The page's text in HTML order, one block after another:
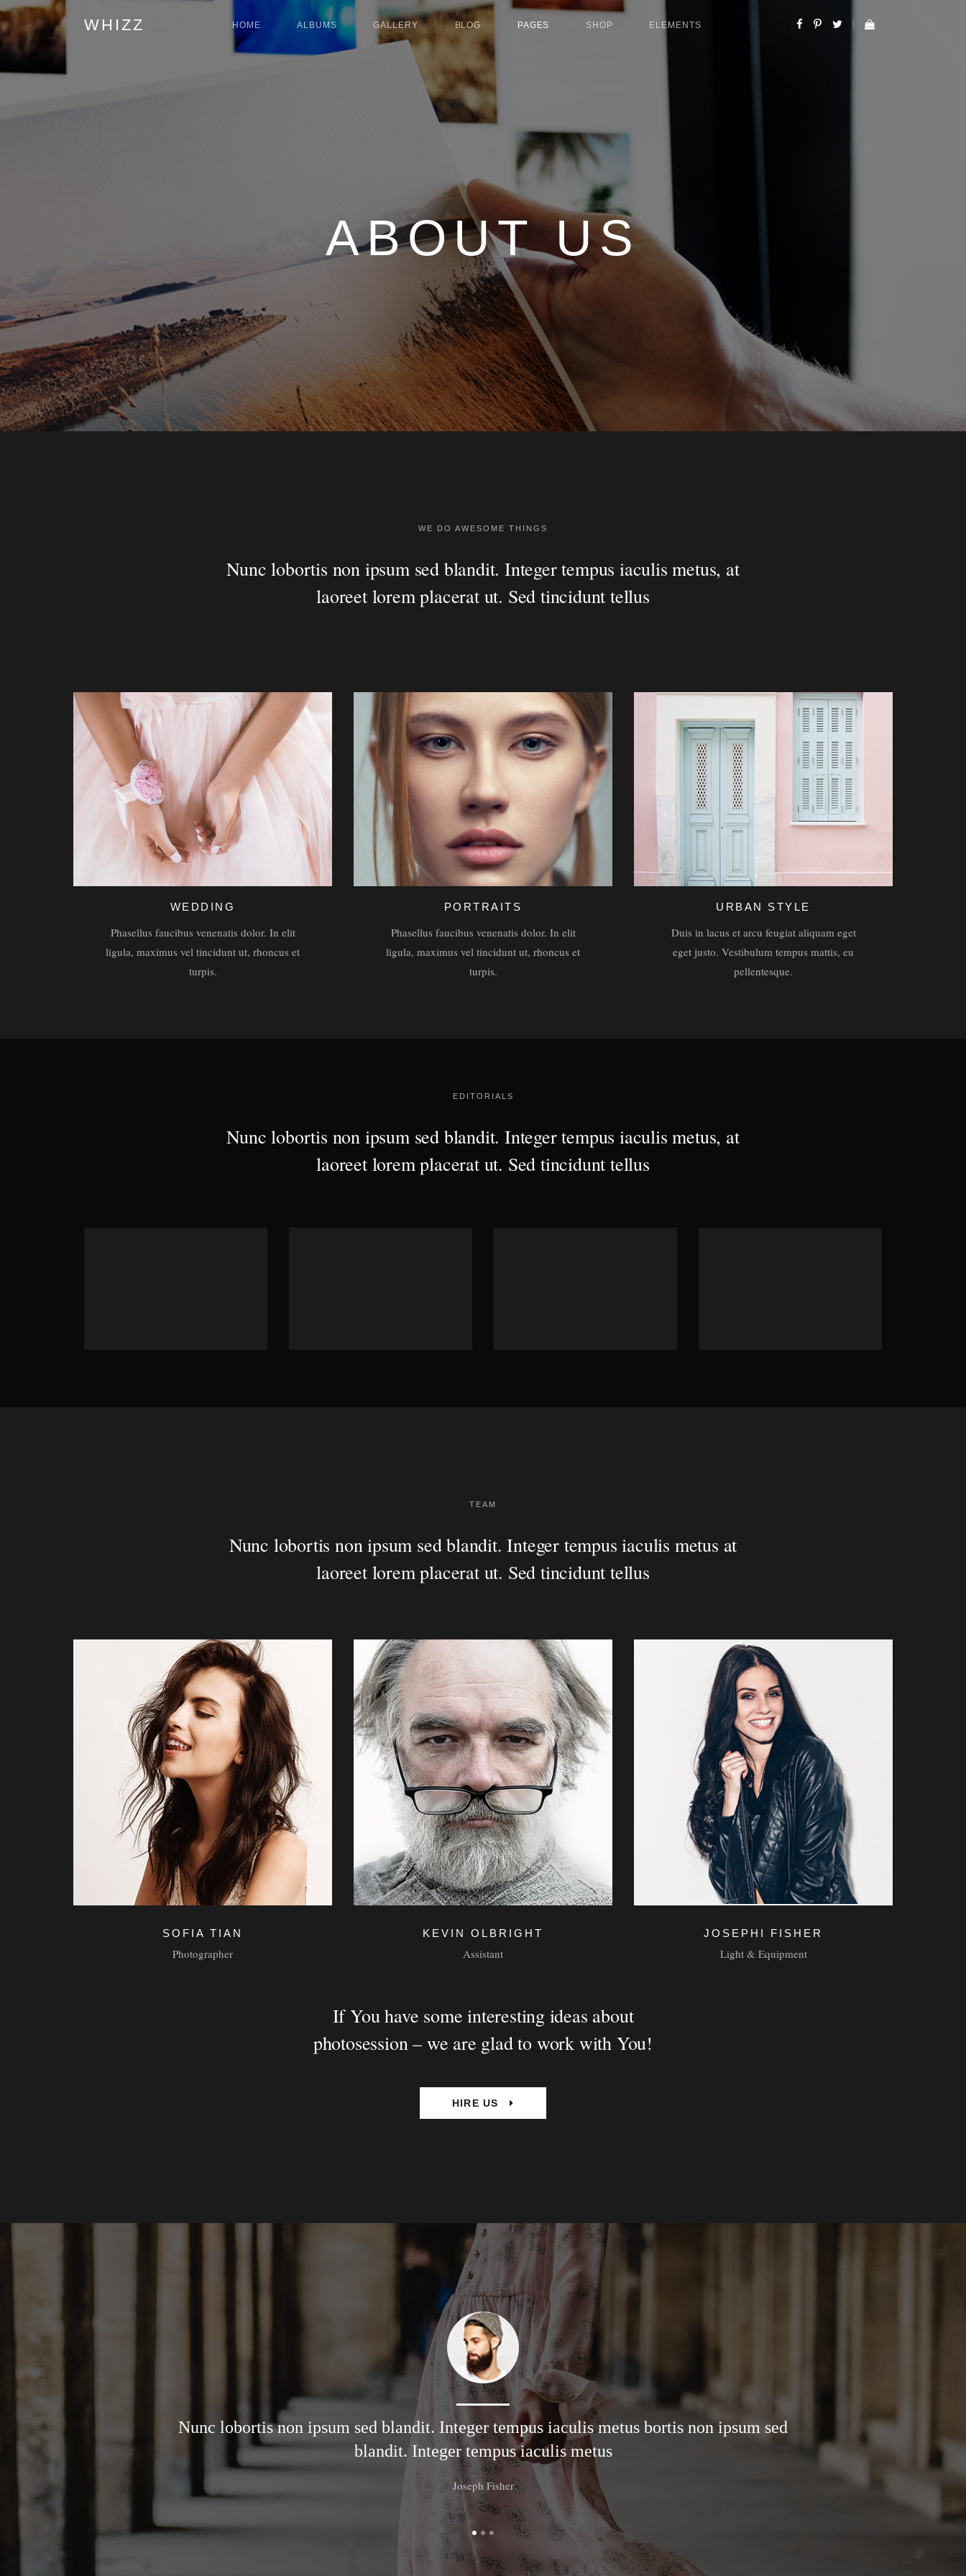
WHIZZ HOME ALBUMS GALLERY BLOG PAGES SHOP ELEMENTS
ABOUT US
WE DO AWESOME THINGS
Nunc lobortis non ipsum sed blandit. Integer tempus iaculis metus, at
laoreet lorem placerat ut. Sed tincidunt tellus
WEDDING
Phasellus faucibus venenatis dolor. In elit
ligula, maximus vel tincidunt ut, rhoncus et
turpis.
PORTRAITS
Phasellus faucibus venenatis dolor. In elit
ligula, maximus vel tincidunt ut, rhoncus et
turpis.
URBAN STYLE
Duis in lacus et arcu feugiat aliquam eget
eget justo. Vestibulum tempus mattis, eu
pellentesque.
EDITORIALS
Nunc lobortis non ipsum sed blandit. Integer tempus iaculis metus, at
laoreet lorem placerat ut. Sed tincidunt tellus
TEAM
Nunc lobortis non ipsum sed blandit. Integer tempus iaculis metus at
laoreet lorem placerat ut. Sed tincidunt tellus
SOFIA TIAN
Photographer
KEVIN OLBRIGHT
Assistant
JOSEPHI FISHER
Light & Equipment
If You have some interesting ideas about
photosession – we are glad to work with You!
HIRE US
Nunc lobortis non ipsum sed blandit. Integer tempus iaculis metus bortis non ipsum sed
blandit. Integer tempus iaculis metus
Joseph Fisher